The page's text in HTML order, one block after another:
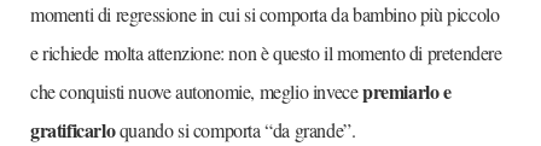
momenti di regressione in cui si comporta da bambino più piccolo
e richiede molta attenzione: non è questo il momento di pretendere
che conquisti nuove autonomie, meglio invecepremiarlo e
gratificarloquando si comporta “da grande”.